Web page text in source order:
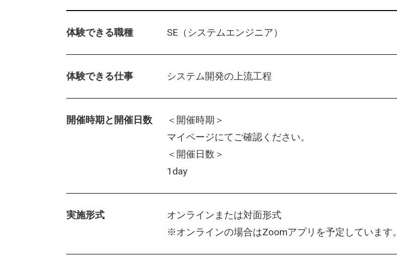
体験できる職種 SE（システムエンジニア）
体験できる仕事 システム開発の上流工程
開催時期と開催日数
＜開催時期＞
マイページにてご確認ください。
＜開催日数＞
1day
実施形式
オンラインまたは対面形式
※オンラインの場合はZoomアプリを予定しています。